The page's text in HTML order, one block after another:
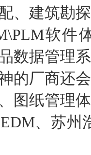
、建筑勘
软件
数据管理
的厂商还
图纸管理
、苏